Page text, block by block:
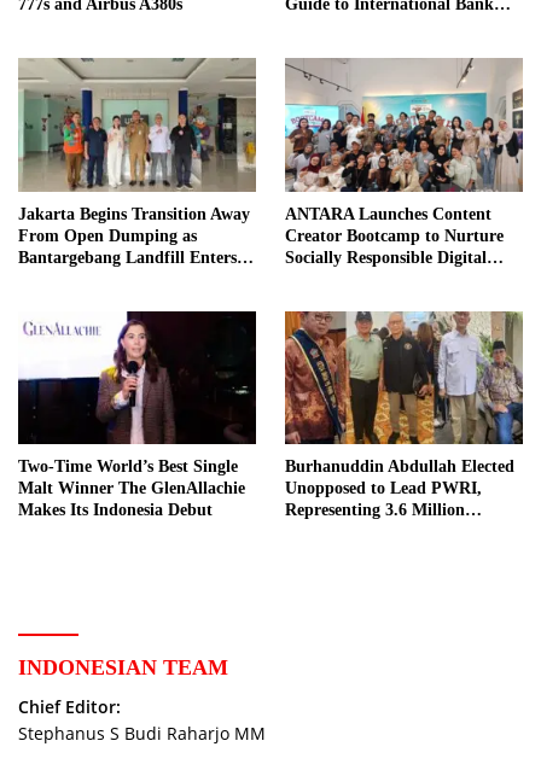
777s and Airbus A380s
Guide to International Bank
Jakarta Begins Transition Away
From Open Dumping as
Bantargebang Landfill Enters
ANTARA Launches Content
Creator Bootcamp to Nurture
Socially Responsible Digital
Two-Time World’s Best Single
Malt Winner The GlenAllachie
Makes Its Indonesia Debut
Burhanuddin Abdullah Elected
Unopposed to Lead PWRI,
Representing 3.6 Million
INDONESIAN TEAM
Chief Editor:
Stephanus S Budi Raharjo MM